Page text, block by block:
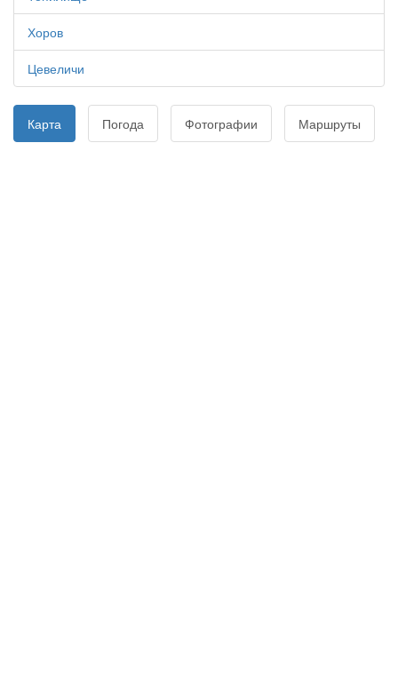
Хоров
Цевеличи
Карта Погода Фотографии Маршруты